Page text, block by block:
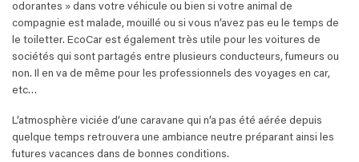
odorantes » dans votre véhicule ou bien si votre animal de
compagnie est malade, mouillé ou si vous n’avez pas eu le temps de
le toiletter. EcoCar est également très utile pour les voitures de
sociétés qui sont partagés entre plusieurs conducteurs, fumeurs ou
non. Il en va de même pour les professionnels des voyages en car,
etc…
L’atmosphère viciée d’une caravane qui n’a pas été aérée depuis
quelque temps retrouvera une ambiance neutre préparant ainsi les
futures vacances dans de bonnes conditions.